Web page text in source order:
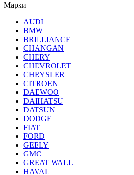
Марки
AUDI
BMW
BRILLIANCE
CHANGAN
CHERY
CHEVROLET
CHRYSLER
CITROEN
DAEWOO
DAIHATSU
DATSUN
DODGE
FIAT
FORD
GEELY
GMC
GREAT WALL
HAVAL